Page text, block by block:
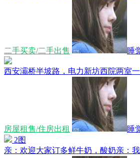
二手买卖/二手出售 睡
西安灞桥半坡路，电力新坊西院两室
房屋租售/住房出租 睡
2图
亲：欢迎大家订多鲜牛奶，酸奶亲：